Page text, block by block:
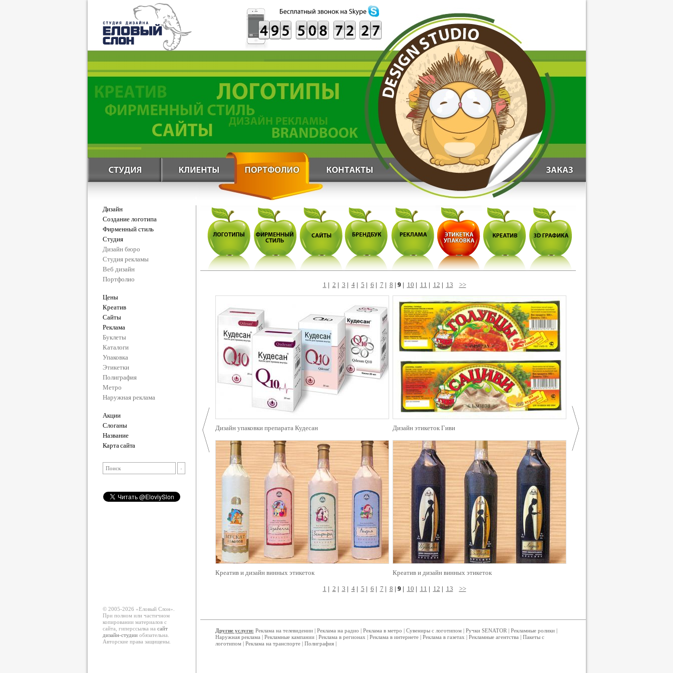
Дизайн
Создание логотипа
Фирменный стиль
Студия
Дизайн бюро
Студия рекламы
Веб дизайн
Портфолио
Цены
Креатив
Сайты
Реклама
Буклеты
Каталоги
Упаковка
Этикетки
Полиграфия
Метро
Наружная реклама
Акции
Слоганы
Название
Карта сайта
1 | 2 | 3 | 4| 5 | 6 | 7 | 8 | 9 | 10 | 11 | 12 | 13 >>
Дизайн упаковки препарата Кудесан Дизайн этикеток Гиви
Креатив и дизайн винных этикеток Креатив и дизайн винных этикеток
1 | 2 | 3 | 4| 5 | 6 | 7 | 8 | 9 | 10 | 11 | 12 | 13 >>
© 2005-2026 «Еловый Cлон».
При полном или частичном
копировании материалов с
сайта, гиперссылка на сайт
дизайн-студииобязательна.
Авторские права защищены.
Другие услуги: Реклама на телевидении| Реклама на радио | Реклама в метро | Сувениры с логотипом| Ручки SENATOR | Рекламные ролики|
Наружная реклама | Рекламные кампании| Реклама в регионах | Реклама в интернете| Реклама в газетах | Рекламные агентства | Пакеты с
логотипом| Реклама на транспорте| Полиграфия|